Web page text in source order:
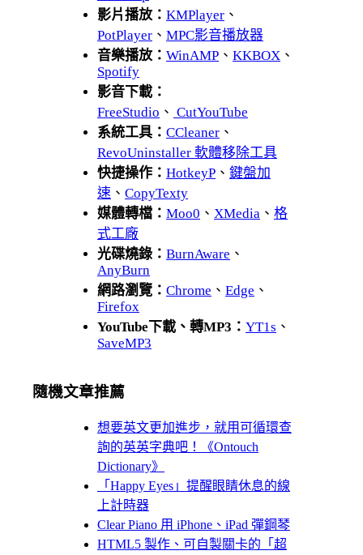
影片播放： KMPlayer 、
PotPlayer 、 MPC影音播放器
音樂播放： WinAMP 、 KKBOX 、
Spotify
影音下載：
FreeStudio 、 CutYouTube
系統工具： CCleaner 、
RevoUninstaller 軟體移除工具
快捷操作： HotkeyP 、 鍵盤加
速 、 CopyTexty
媒體轉檔： Moo0 、 XMedia 、 格
式工廠
光碟燒錄： BurnAware 、
AnyBurn
網路瀏覽： Chrome 、 Edge 、
Firefox
YouTube下載、轉MP3： YT1s 、
SaveMP3
隨機文章推薦
想要英文更加進步，就用可循環查
詢的英英字典吧！《Ontouch
Dictionary》
「Happy Eyes」提醒眼睛休息的線
上計時器
Clear Piano 用 iPhone、iPad 彈鋼琴
HTML5 製作、可自製關卡的「超